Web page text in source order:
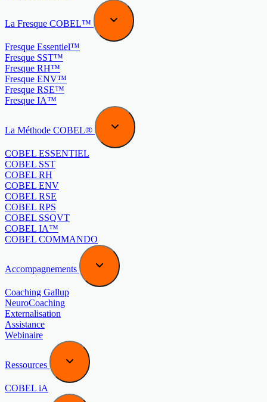
La Fresque COBEL™
Fresque Essentiel™
Fresque SST™
Fresque RH™
Fresque ENV™
Fresque RSE™
Fresque IA™
La Méthode COBEL®
COBEL ESSENTIEL
COBEL SST
COBEL RH
COBEL ENV
COBEL RSE
COBEL RPS
COBEL SSQVT
COBEL IA™
COBEL COMMANDO
Accompagnements
Coaching Gallup
NeuroCoaching
Externalisation
Assistance
Webinaire
Ressources
COBEL iA